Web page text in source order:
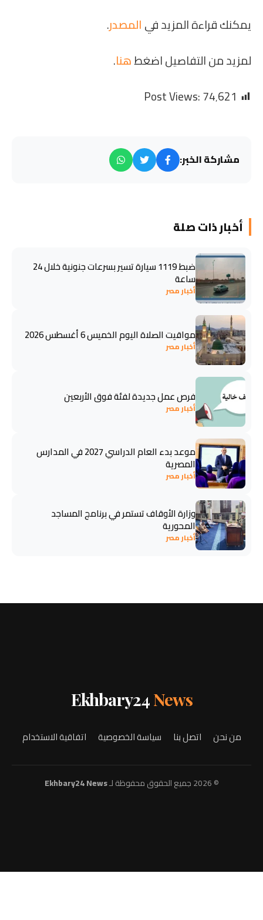
يمكنك قراءة المزيد فيالمصدر.
لمزيد من التفاصيل اضغطهنا.
Post Views:74٬621
مشاركة الخبر:
أخبار ذات صلة
ضبط 1119 سيارة تسير بسرعات جنونية خلال 24
ساعة
أخبار مصر
مواقيت الصلاة اليوم الخميس 6 أغسطس 2026
أخبار مصر
فرص عمل جديدة لفئة فوق الأربعين
أخبار مصر
موعد بدء العام الدراسي 2027 في المدارس
المصرية
أخبار مصر
وزارة الأوقاف تستمر في برنامج المساجد
المحورية
أخبار مصر
Ekhbary24News
من نحن اتصل بنا سياسة الخصوصية اتفاقية الاستخدام
© 2026 جميع الحقوق محفوظة لـ Ekhbary24 News